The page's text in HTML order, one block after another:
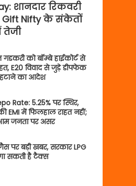
शानदार रिकवरी
Nifty के संकेतों
गडकरी को बॉम्बे हाईकोर्ट से
E20 विवाद से जुड़े डीपफेक
का आदेश
Rate: 5.25% पर स्थिर,
EMI में फिलहाल राहत नहीं;
जनता पर असर
पर बड़ी खबर, सरकार LPG
सकती है टैक्स